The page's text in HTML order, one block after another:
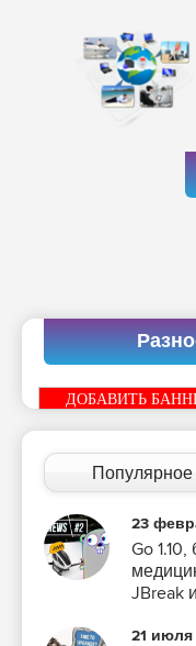
ДОБАВИТЬ
Популярное
23
Go
JBreak
21 июля